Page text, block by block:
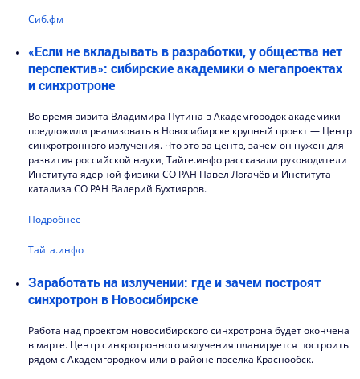
Сиб.фм
«Если не вкладывать в разработки, у общества нет
перспектив»: сибирские академики о мегапроектах
и синхротроне
Во время визита Владимира Путина в Академгородок академики
предложили реализовать в Новосибирске крупный проект — Центр
синхротронного излучения. Что это за центр, зачем он нужен для
развития российской науки, Тайге.инфо рассказали руководители
Института ядерной физики СО РАН Павел Логачёв и Института
катализа СО РАН Валерий Бухтияров.
Подробнее
Тайга.инфо
Заработать на излучении: где и зачем построят
синхротрон в Новосибирске
Работа над проектом новосибирского синхротрона будет окончена
в марте. Центр синхротронного излучения планируется построить
рядом с Академгородком или в районе поселка Краснообск.